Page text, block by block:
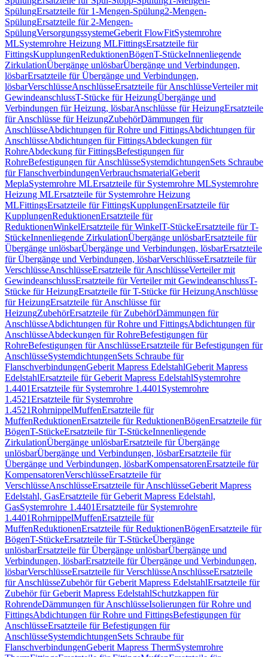
SpülungErsatzteile für 1-Mengen-Spülung2-Mengen-
SpülungErsatzteile für 2-Mengen-
SpülungVersorgungssystemeGeberit FlowFitSystemrohre
MLSystemrohre Heizung MLFittingsErsatzteile für
FittingsKupplungenReduktionenBögenT-StückeInnenliegende
ZirkulationÜbergänge unlösbarÜbergänge und Verbindungen,
lösbarErsatzteile für Übergänge und Verbindungen,
lösbarVerschlüsseAnschlüsseErsatzteile für AnschlüsseVerteiler mit
GewindeanschlussT-Stücke für HeizungÜbergänge und
Verbindungen für Heizung, lösbarAnschlüsse für HeizungErsatzteile
für Anschlüsse für HeizungZubehörDämmungen für
AnschlüsseAbdichtungen für Rohre und FittingsAbdichtungen für
AnschlüsseAbdichtungen für FittingsAbdeckungen für
RohreAbdeckung für FittingsBefestigungen für
RohreBefestigungen für AnschlüsseSystemdichtungenSets Schraube
für FlanschverbindungenVerbrauchsmaterialGeberit
MeplaSystemrohre MLErsatzteile für Systemrohre MLSystemrohre
Heizung MLErsatzteile für Systemrohre Heizung
MLFittingsErsatzteile für FittingsKupplungenErsatzteile für
KupplungenReduktionenErsatzteile für
ReduktionenWinkelErsatzteile für WinkelT-StückeErsatzteile für T-
StückeInnenliegende ZirkulationÜbergänge unlösbarErsatzteile für
Übergänge unlösbarÜbergänge und Verbindungen, lösbarErsatzteile
für Übergänge und Verbindungen, lösbarVerschlüsseErsatzteile für
VerschlüsseAnschlüsseErsatzteile für AnschlüsseVerteiler mit
GewindeanschlussErsatzteile für Verteiler mit GewindeanschlussT-
Stücke für HeizungErsatzteile für T-Stücke für HeizungAnschlüsse
für HeizungErsatzteile für Anschlüsse für
HeizungZubehörErsatzteile für ZubehörDämmungen für
AnschlüsseAbdichtungen für Rohre und FittingsAbdichtungen für
AnschlüsseAbdeckungen für RohreBefestigungen für
RohreBefestigungen für AnschlüsseErsatzteile für Befestigungen für
AnschlüsseSystemdichtungenSets Schraube für
FlanschverbindungenGeberit Mapress EdelstahlGeberit Mapress
EdelstahlErsatzteile für Geberit Mapress EdelstahlSystemrohre
1.4401Ersatzteile für Systemrohre 1.4401 Systemrohre
1.4521Ersatzteile für Systemrohre
1.4521RohrnippelMuffenErsatzteile für
MuffenReduktionenErsatzteile für ReduktionenBögenErsatzteile für
BögenT-StückeErsatzteile für T-StückeInnenliegende
ZirkulationÜbergänge unlösbarErsatzteile für Übergänge
unlösbarÜbergänge und Verbindungen, lösbarErsatzteile für
Übergänge und Verbindungen, lösbarKompensatorenErsatzteile für
KompensatorenVerschlüsseErsatzteile für
VerschlüsseAnschlüsseErsatzteile für AnschlüsseGeberit Mapress
Edelstahl, GasErsatzteile für Geberit Mapress Edelstahl,
GasSystemrohre 1.4401Ersatzteile für Systemrohre
1.4401RohrnippelMuffenErsatzteile für
MuffenReduktionenErsatzteile für ReduktionenBögenErsatzteile für
BögenT-StückeErsatzteile für T-StückeÜbergänge
unlösbarErsatzteile für Übergänge unlösbarÜbergänge und
Verbindungen, lösbarErsatzteile für Übergänge und Verbindungen,
lösbarVerschlüsseErsatzteile für VerschlüsseAnschlüsseErsatzteile
für AnschlüsseZubehör für Geberit Mapress EdelstahlErsatzteile für
Zubehör für Geberit Mapress EdelstahlSchutzkappen für
RohrendeDämmungen für AnschlüsseIsolierungen für Rohre und
FittingsAbdichtungen für Rohre und FittingsBefestigungen für
AnschlüsseErsatzteile für Befestigungen für
AnschlüsseSystemdichtungenSets Schraube für
FlanschverbindungenGeberit Mapress ThermSystemrohre